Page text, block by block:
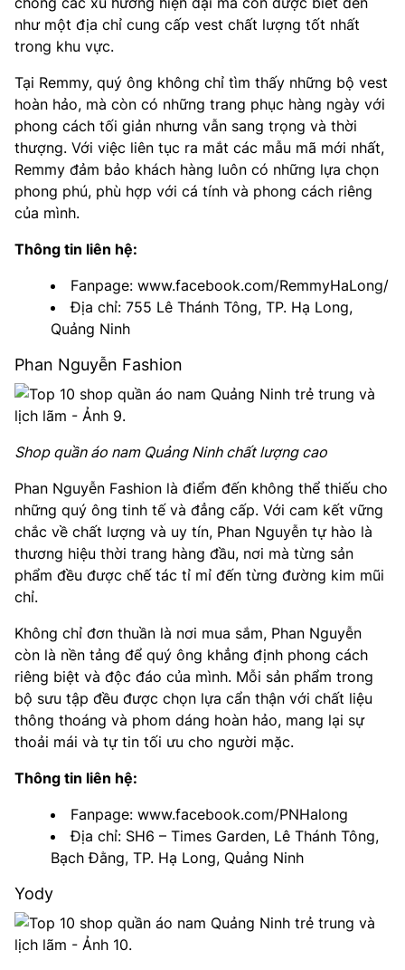
như một địa chỉ cung cấp vest chất lượng tốt nhất
trong khu vực.
Tại Remmy, quý ông không chỉ tìm thấy những bộ vest
hoàn hảo, mà còn có những trang phục hàng ngày với
phong cách tối giản nhưng vẫn sang trọng và thời
thượng. Với việc liên tục ra mắt các mẫu mã mới nhất,
Remmy đảm bảo khách hàng luôn có những lựa chọn
phong phú, phù hợp với cá tính và phong cách riêng
của mình.
Thông tin liên hệ:
Fanpage: www.facebook.com/RemmyHaLong/
Địa chỉ: 755 Lê Thánh Tông, TP. Hạ Long,
Quảng Ninh
Phan Nguyễn Fashion
Shop quần áo nam Quảng Ninh chất lượng cao
Phan Nguyễn Fashion là điểm đến không thể thiếu cho
những quý ông tinh tế và đẳng cấp. Với cam kết vững
chắc về chất lượng và uy tín, Phan Nguyễn tự hào là
thương hiệu thời trang hàng đầu, nơi mà từng sản
phẩm đều được chế tác tỉ mỉ đến từng đường kim mũi
chỉ.
Không chỉ đơn thuần là nơi mua sắm, Phan Nguyễn
còn là nền tảng để quý ông khẳng định phong cách
riêng biệt và độc đáo của mình. Mỗi sản phẩm trong
bộ sưu tập đều được chọn lựa cẩn thận với chất liệu
thông thoáng và phom dáng hoàn hảo, mang lại sự
thoải mái và tự tin tối ưu cho người mặc.
Thông tin liên hệ:
Fanpage: www.facebook.com/PNHalong
Địa chỉ: SH6 – Times Garden, Lê Thánh Tông,
Bạch Đằng, TP. Hạ Long, Quảng Ninh
Yody